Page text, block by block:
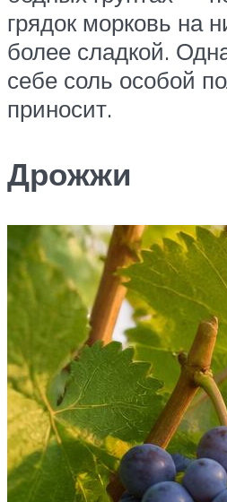
грядок морковь на
более сладкой.
себе соль особой
приносит.
Дрожжи